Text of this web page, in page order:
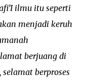
ilmu itu seperti
menjadi keruh
berjuang di
berproses